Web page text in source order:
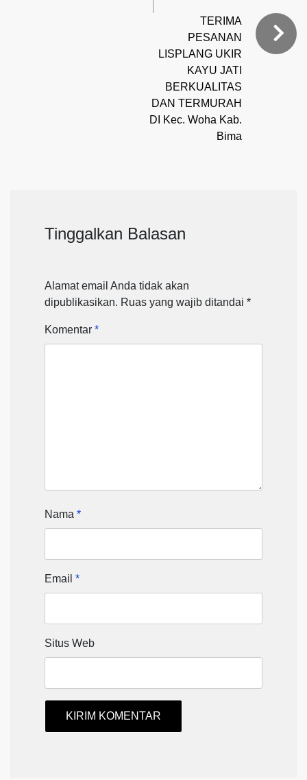
TERIMA
PESANAN
LISPLANG UKIR
KAYU JATI
BERKUALITAS
DAN TERMURAH
DI Kec. Woha Kab.
Bima
Tinggalkan Balasan
Alamat email Anda tidak akan
dipublikasikan. Ruas yang wajib ditandai *
Komentar *
Nama *
Email *
Situs Web